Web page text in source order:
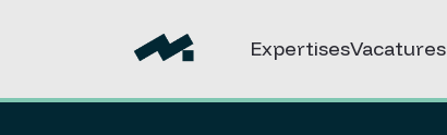
ExpertisesVacatures